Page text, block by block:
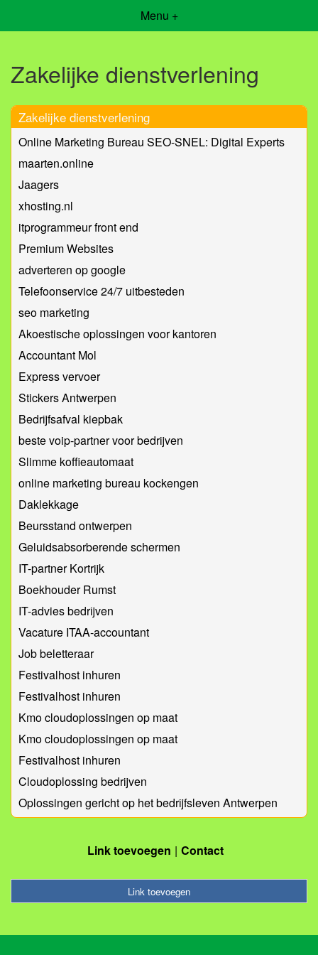
Menu +
Zakelijke dienstverlening
Zakelijke dienstverlening
Online Marketing Bureau SEO-SNEL: Digital Experts
maarten.online
Jaagers
xhosting.nl
itprogrammeur front end
Premium Websites
adverteren op google
Telefoonservice 24/7 uitbesteden
seo marketing
Akoestische oplossingen voor kantoren
Accountant Mol
Express vervoer
Stickers Antwerpen
Bedrijfsafval kiepbak
beste voip-partner voor bedrijven
Slimme koffieautomaat
online marketing bureau kockengen
Daklekkage
Beursstand ontwerpen
Geluidsabsorberende schermen
IT-partner Kortrijk
Boekhouder Rumst
IT-advies bedrijven
Vacature ITAA-accountant
Job beletteraar
Festivalhost inhuren
Festivalhost inhuren
Kmo cloudoplossingen op maat
Kmo cloudoplossingen op maat
Festivalhost inhuren
Cloudoplossing bedrijven
Oplossingen gericht op het bedrijfsleven Antwerpen
Link toevoegen Contact
Link toevoegen